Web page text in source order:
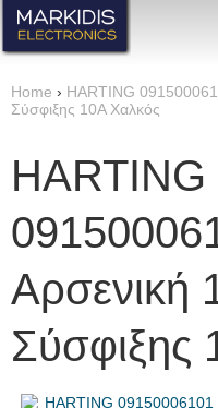
Home › HARTING
Σύσφιξης 10A Χαλκός
HARTING
Αρσενική
Σύσφιξης